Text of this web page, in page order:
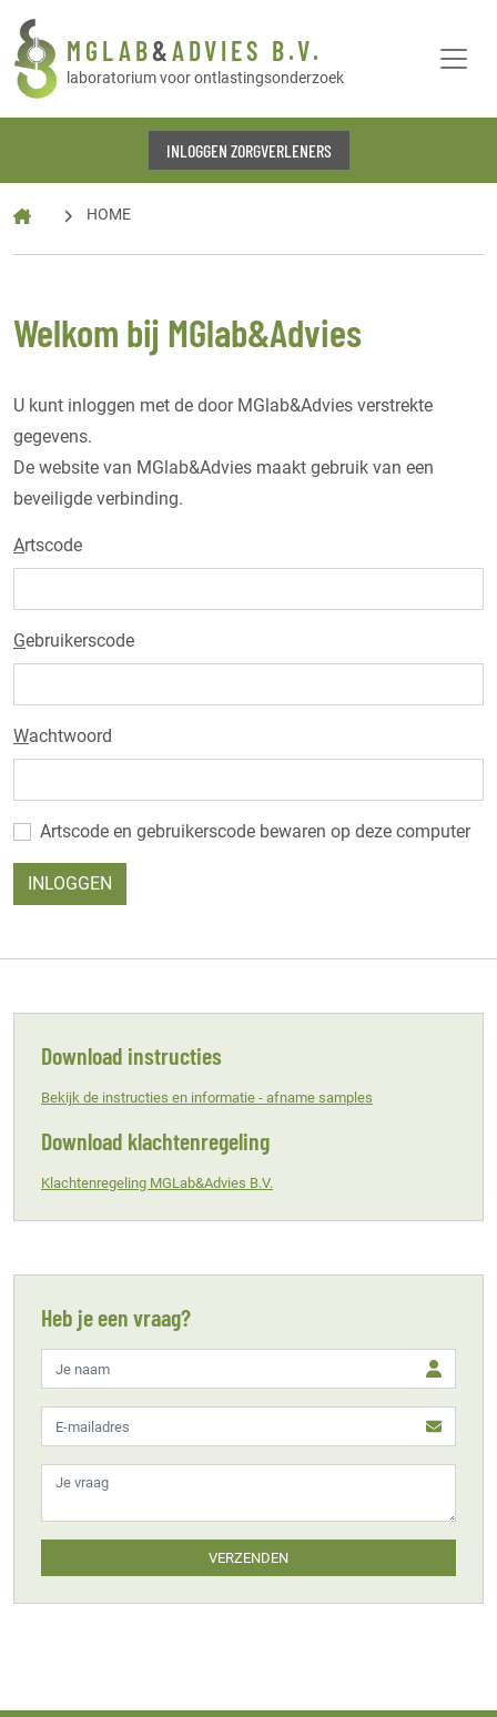
MGLAB&ADVIES B.V.
laboratorium voor ontlastingsonderzoek
INLOGGEN ZORGVERLENERS
HOME
Welkom bij MGlab&Advies
U kunt inloggen met de door MGlab&Advies verstrekte
gegevens.
De website van MGlab&Advies maakt gebruik van een
beveiligde verbinding.
Artscode
Gebruikerscode
Wachtwoord
Artscode en gebruikerscode bewaren op deze computer
INLOGGEN
Download instructies
Bekijk de instructies en informatie - afname samples
Download klachtenregeling
Klachtenregeling MGLab&Advies B.V.
Heb je een vraag?
VERZENDEN